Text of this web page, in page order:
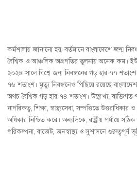
কর্মশালায় জানানো হয়, বর্তমানে বাংলাদেশে জন্ম
বৈশ্বিক ও আঞ্চলিক অগ্রগতির তুলনায় অনেক কম।
২০২৪ সালে বিশ্বে জন্ম নিবন্ধনের গড় হার ৭৭
৭৬ শতাংশ। মৃত্যু নিবন্ধনেও পিছিয়ে রয়েছে
অথচ বৈশ্বিক গড় হার ৭৪ শতাংশ। উল্লেখ্য, ব্যক্তিগত
নাগরিকত্ব, শিক্ষা, স্বাস্থ্যসেবা, সম্পত্তিতে
অধিকার নিশ্চিত করে। অন্যদিকে, রাষ্ট্রীয় পর্যায়ে
পরিকল্পনা, বাজেট, জনস্বাস্থ্য ও সুশাসনে গুরুত্বপূর্ণ